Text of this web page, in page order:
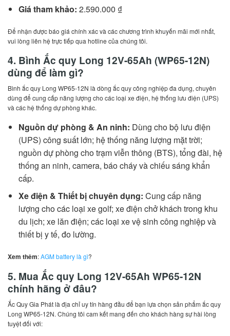
Giá tham khảo: 2.590.000 ₫
Để nhận được báo giá chính xác và các chương trình khuyến mãi mới nhất,
vui lòng liên hệ trực tiếp qua hotline của chúng tôi.
4. Bình Ắc quy Long 12V-65Ah (WP65-12N)
dùng để làm gì?
Bình ắc quy Long WP65-12N là dòng ắc quy công nghiệp đa dụng, chuyên
dùng để cung cấp năng lượng cho các loại xe điện, hệ thống lưu điện (UPS)
và các hệ thống dự phòng khác.
Nguồn dự phòng & An ninh: Dùng cho bộ lưu điện
(UPS) công suất lớn; hệ thống năng lượng mặt trời;
nguồn dự phòng cho trạm viễn thông (BTS), tổng đài, hệ
thống an ninh, camera, báo cháy và chiếu sáng khẩn
cấp.
Xe điện & Thiết bị chuyên dụng: Cung cấp năng
lượng cho các loại xe golf; xe điện chở khách trong khu
du lịch; xe lăn điện; các loại xe vệ sinh công nghiệp và
thiết bị y tế, đo lường.
Xem thêm:AGM battery là gì?
5. Mua Ắc quy Long 12V-65Ah WP65-12N
chính hãng ở đâu?
Ắc Quy Gia Phát là địa chỉ uy tín hàng đầu để bạn lựa chọn sản phẩm ắc quy
Long WP65-12N. Chúng tôi cam kết mang đến cho khách hàng sự hài lòng
tuyệt đối với: